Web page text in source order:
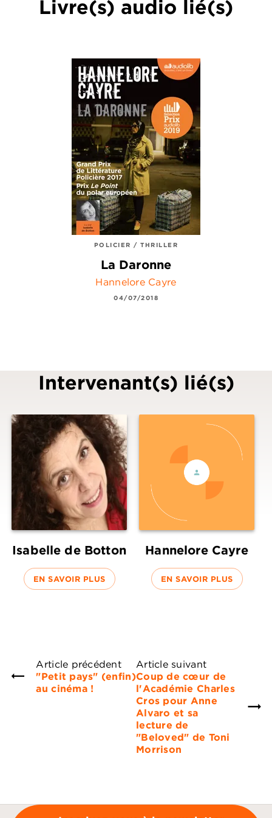
Livre(s) audio lié(s)
POLICIER / THRILLER
La Daronne
Hannelore Cayre
04/07/2018
Intervenant(s) lié(s)
Isabelle de Botton
EN SAVOIR PLUS
Hannelore Cayre
EN SAVOIR PLUS
Article précédent
"Petit pays" (enfin)
au cinéma !
Article suivant
Coup de cœur de
l'Académie Charles
Cros pour Anne
Alvaro et sa
lecture de
"Beloved" de Toni
Morrison